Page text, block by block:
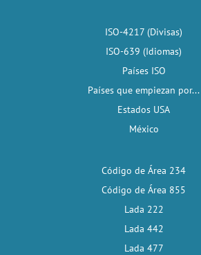
ISO-4217 (Divisas)
ISO-639 (Idiomas)
Países ISO
Países que empiezan por...
Estados USA
México
Código de Área 234
Código de Área 855
Lada 222
Lada 442
Lada 477